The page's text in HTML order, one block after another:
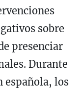
sobre
presenciar
Durante
española, los